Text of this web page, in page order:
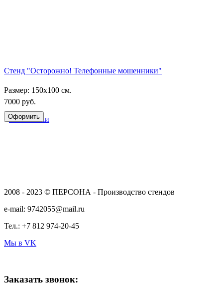
Стенд "Осторожно! Телефонные мошенники"
Размер: 150х100 см.
7000 руб.
2008 - 2023 © ПЕРСОНА - Производство стендов
e-mail: 9742055@mail.ru
Тел.: +7 812 974-20-45
Мы в VK
Заказать звонок: